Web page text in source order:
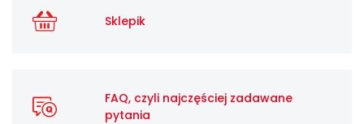
Sklepik
FAQ, czyli najczęściej zadawane
pytania